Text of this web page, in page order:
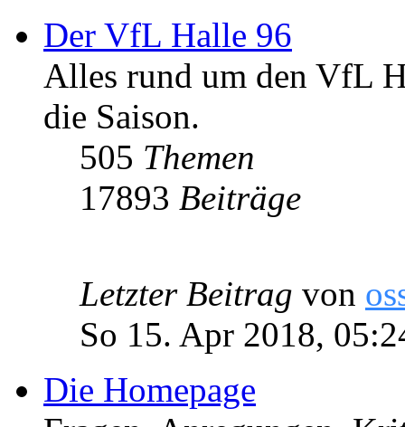
Der VfL Halle 96
Alles rund um den VfL
die Saison.
505 Themen
17893 Beiträge
Letzter Beitrag von
So 15. Apr 2018,
Die Homepage